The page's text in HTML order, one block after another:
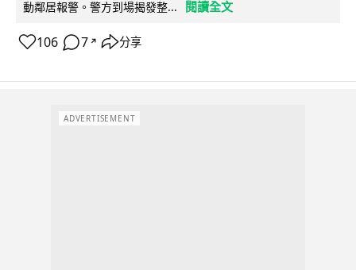
動鄰居報警。警方到場揭發整...
閱讀全文
106 7 ↗ 分享
ADVERTISEMENT